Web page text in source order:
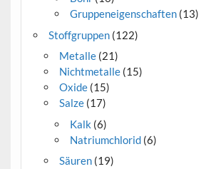
Gruppeneigenschaften (13)
Stoffgruppen(122)
Metalle(21)
Nichtmetalle(15)
Oxide(15)
Salze(17)
Kalk (6)
Natriumchlorid (6)
Säuren(19)